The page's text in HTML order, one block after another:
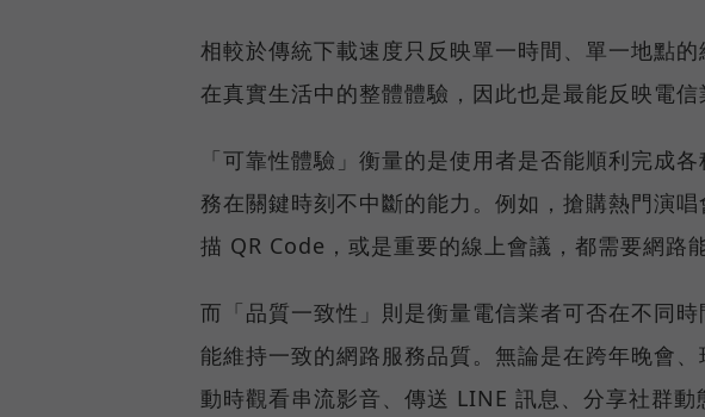
相較於傳統下載速度只反映單一時間、單一地點
在真實生活中的整體體驗，因此也是最能反映電信
「可靠性體驗」衡量的是使用者是否能順利完成
務在關鍵時刻不中斷的能力。例如，搶購熱門演
描 QR Code，或是重要的線上會議，都需要網路
而「品質一致性」則是衡量電信業者可否在不同
能維持一致的網路服務品質。無論是在跨年晚會
動時觀看串流影音、傳送 LINE 訊息、分享社群